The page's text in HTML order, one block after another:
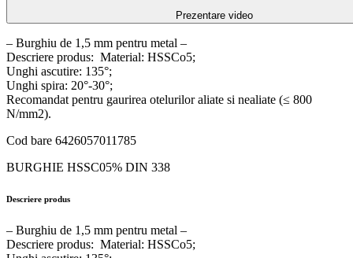
Prezentare video
– Burghiu de 1,5 mm pentru metal –
Descriere produs: Material: HSSCo5;
Unghi ascutire: 135°;
Unghi spira: 20°-30°;
Recomandat pentru gaurirea otelurilor aliate si nealiate (≤ 800
N/mm2).
Cod bare 6426057011785
BURGHIE HSSC05% DIN 338
Descriere produs
– Burghiu de 1,5 mm pentru metal –
Descriere produs: Material: HSSCo5;